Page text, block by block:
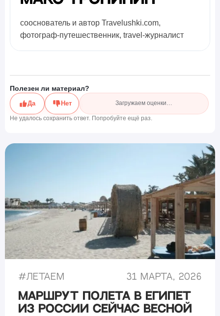
сооснователь и автор Travelushki.com,
фотограф-путешественник, travel-журналист
Полезен ли материал?
Да Нет Загружаем оценки…
Не удалось сохранить ответ. Попробуйте ещё раз.
#Летаем 31 марта, 2026
Маршрут полета в Египет
из России сейчас весной